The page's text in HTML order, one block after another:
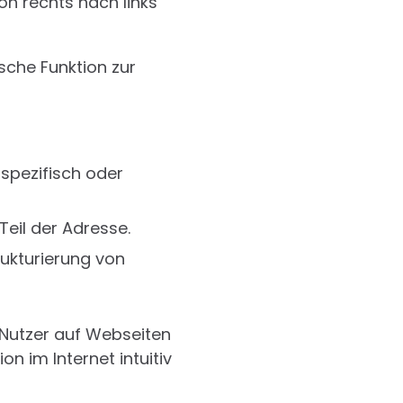
Funktion zur
oder
der Adresse.
von
auf Webseiten
im Internet intuitiv